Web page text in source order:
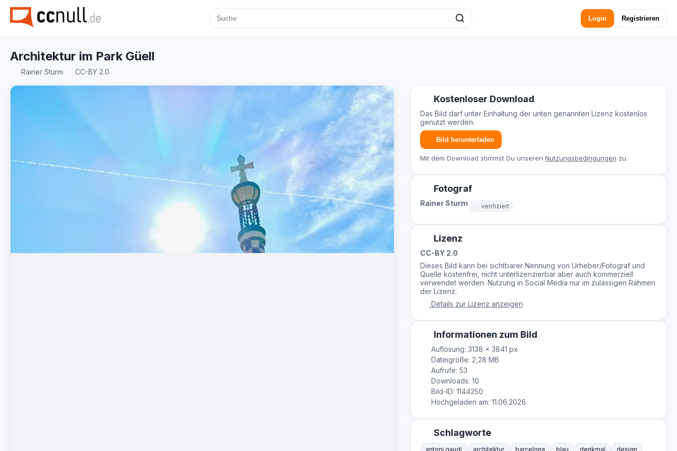
Login Registrieren
Architektur im Park Güell
Rainer Sturm· CC-BY 2.0
Kostenloser Download
Das Bild darf unter Einhaltung der unten genannten Lizenz kostenlos
genutzt werden.
Bild herunterladen
Mit dem Download stimmst Du unserenNutzungsbedingungen zu.
Fotograf
Rainer Sturm verifiziert
Lizenz
CC-BY 2.0
Dieses Bild kann bei sichtbarer Nennung von Urheber/Fotograf und
Quelle kostenfrei, nicht unterlizenzierbar aber auch kommerziell
verwendet werden. Nutzung in Social Media nur im zulässigen Rahmen
der Lizenz.
Details zur Lizenz anzeigen
Informationen zum Bild
Auflösung: 3138 × 3841 px
Dateigröße: 2,28 MB
Aufrufe: 53
Downloads: 10
Bild-ID: 1144250
Hochgeladen am: 11.06.2026
Schlagworte
antoni gaudi architektur barcelona blau denkmal design